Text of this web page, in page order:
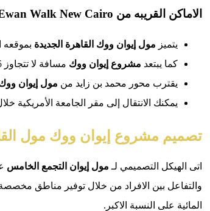
الاماكن القريبه من Walk New Cairo
يتميز مول إيوان ووك القاهرة الجديدة بموقعه
كما يبتعد مشروع إيوان ووك مسافة لا تتجاوز 5 دقائق بالسيارة عن الطريق الدائري الأوسطي الذي يسهل الحركة والتنقل.
يقترب محور محمد بن زايد من مول إيوان
يمكنك الانتقال إلى مقر الجامعة الأمريكية خلال 7 دقائق والوصول إلى الجامعة الألمانية في غضون 8 دقائق
تصميم مشروع إيوان ووك مول
اتى الهيكل التصميمي لـ مول إيوان التجمع الخامس
والتفاعل بين الافراد من خلال توفير مناطق
المائية على النسبة الاكبر.